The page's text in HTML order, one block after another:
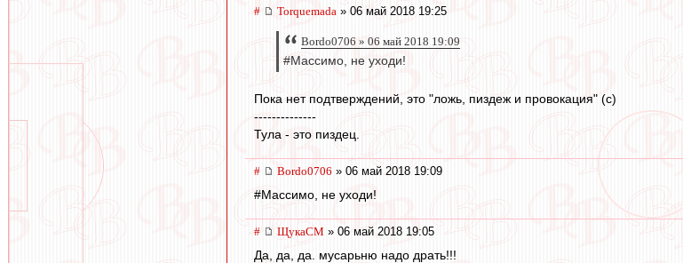
# Torquemada » 06 май 2018 19:25
Bordo0706 » 06 май 2018 19:09
#Массимо, не уходи!
Пока нет подтверждений, это "ложь, пиздеж и провокация" (с)
--------------
Тула - это пиздец.
# Bordo0706 » 06 май 2018 19:09
#Массимо, не уходи!
# ЩукаСМ » 06 май 2018 19:05
Да, да, да. мусарьню надо драть!!!